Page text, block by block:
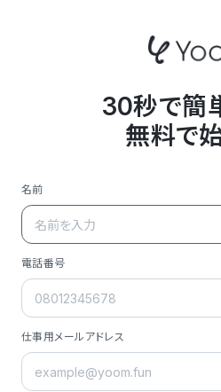
30秒で簡
無料で
名前
電話番号
仕事用メールアドレス